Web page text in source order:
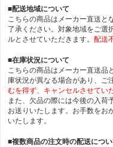
■配送地域について
こちらの商品はメーカー直送と
了承ください。対象地域をご選
ルとさせていただきます。 配送
■在庫状況について
こちらの商品はメーカー直送品
庫状況が異なる場合があり、ご
むを得ず、キャンセルさせてい
また、欠品の際には今後の入荷
お送りいたします。お手数をお
いたします。
■複数商品の注文時の配送につ